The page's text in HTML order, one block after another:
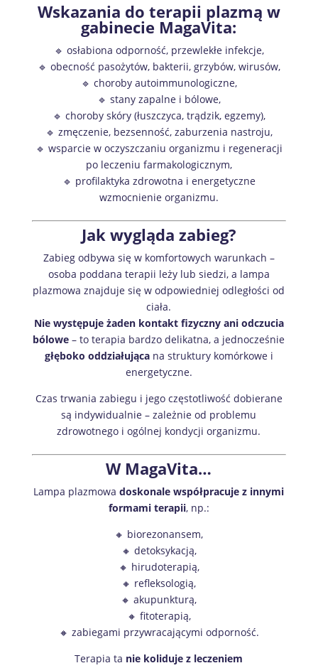
Wskazania do terapii plazmą w
gabinecie MagaVita:
🔹 osłabiona odporność, przewlekłe infekcje,
🔹 obecność pasożytów, bakterii, grzybów, wirusów,
🔹 choroby autoimmunologiczne,
🔹 stany zapalne i bólowe,
🔹 choroby skóry (łuszczyca, trądzik, egzemy),
🔹 zmęczenie, bezsenność, zaburzenia nastroju,
🔹 wsparcie w oczyszczaniu organizmu i regeneracji
po leczeniu farmakologicznym,
🔹 profilaktyka zdrowotna i energetyczne
wzmocnienie organizmu.
Jak wygląda zabieg?
Zabieg odbywa się w komfortowych warunkach –
osoba poddana terapii leży lub siedzi, a lampa
plazmowa znajduje się w odpowiedniej odległości od
ciała.
Nie występuje żaden kontakt fizyczny ani odczucia
bólowe – to terapia bardzo delikatna, a jednocześnie
głęboko oddziałującana struktury komórkowe i
energetyczne.
Czas trwania zabiegu i jego częstotliwość dobierane
są indywidualnie – zależnie od problemu
zdrowotnego i ogólnej kondycji organizmu.
W MagaVita…
Lampa plazmowadoskonale współpracuje z innymi
formami terapii, np.:
🔸 biorezonansem,
🔸 detoksykacją,
🔸 hirudoterapią,
🔸 refleksologią,
🔸 akupunkturą,
🔸 fitoterapią,
🔸 zabiegami przywracającymi odporność.
Terapia ta nie koliduje z leczeniem